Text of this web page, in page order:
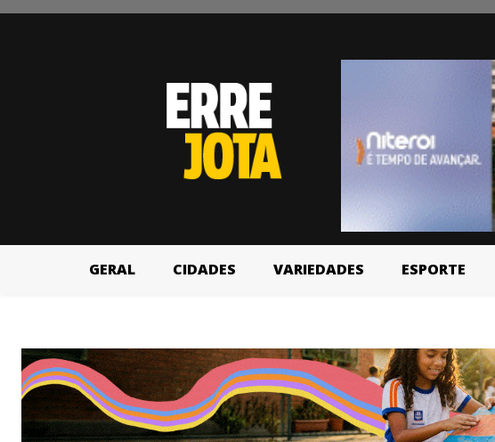
GERAL CIDADES VARIEDADES ESPORTE